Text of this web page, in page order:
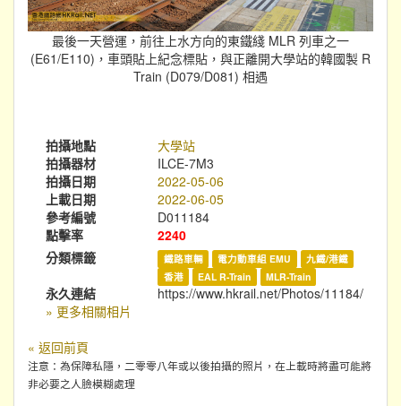
最後一天營運，前往上水方向的東鐵綫 MLR 列車之一
(E61/E110)，車頭貼上紀念標貼，與正離開大學站的韓國製 R
Train (D079/D081) 相遇
拍攝地點
大學站
拍攝器材
ILCE-7M3
拍攝日期
2022-05-06
上載日期
2022-06-05
參考編號
D011184
點擊率
2240
分類標籤
鐵路車輛 電力動車組 EMU
九鐵/港鐵
香港
EAL R-Train MLR-Train
永久連結
https://www.hkrail.net/Photos/11184/
» 更多相關相片
« 返回前頁
注意：為保障私隱，二零零八年或以後拍攝的照片，在上載時將盡可能將
非必要之人臉模糊處理